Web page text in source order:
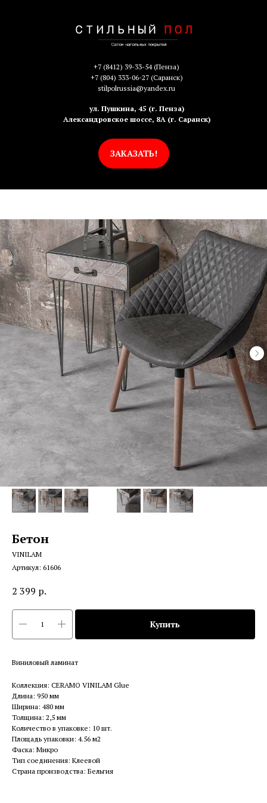
+7 (8412) 39-33-54(Пенза)
+7 (804) 333-06-27(Саранск)
stilpolrussia@yandex.ru
ул. Пушкина, 45 (г. Пенза)
Александровское шоссе, 8А (г. Саранск)
ЗАКАЗАТЬ!
Бетон
VINILAM
Артикул: 61606
2 399 р.
Купить
Виниловый ламинат
Коллекция: CERAMO VINILAM Glue
Длина: 950 мм
Ширина: 480 мм
Толщина: 2,5 мм
Количество в упаковке: 10 шт.
Площадь упаковки: 4.56 м2
Фаска: Микро
Тип соединения: Клеевой
Страна производства: Бельгия